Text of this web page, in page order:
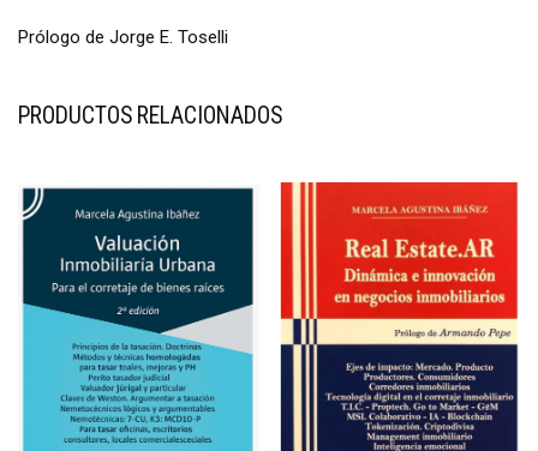
Prólogo de Jorge E. Toselli
PRODUCTOS RELACIONADOS